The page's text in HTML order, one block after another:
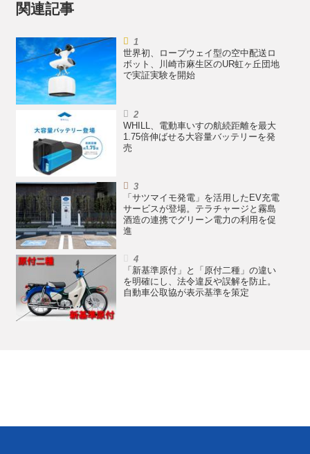
関連記事
世界初、ロープウェイ型の空中配送ロ
ボット、川崎市麻生区のUR虹ヶ丘団地
で実証実験を開始
WHILL、電動車いすの航続距離を最大
1.75倍伸ばせる大容量バッテリーを発
売
「サツマイモ発電」を活用したEV充電
サービスが登場。テラチャージと霧島
酒造の連携でグリーン電力の利用を促
進
「新基準原付」と「原付二種」の違い
を明確にし、法令違反や誤解を防止。
自動車公取協が表示基準を策定